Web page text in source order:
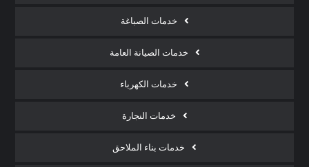
خدمات الصباغة
خدمات الصيانة العامة
خدمات الكهرباء
خدمات النجارة
خدمات بناء الملاحق